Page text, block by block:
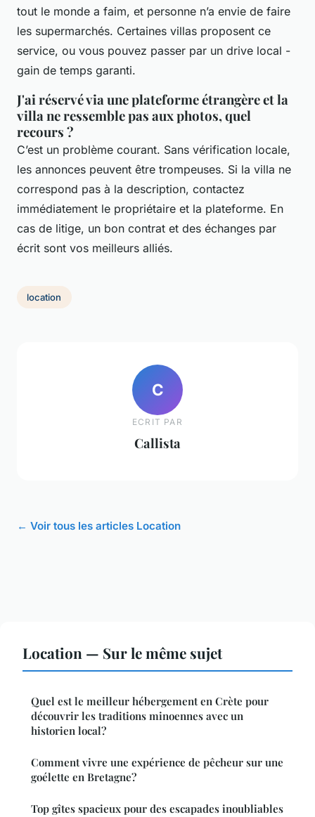
tout le monde a faim, et personne n’a envie de faire
les supermarchés. Certaines villas proposent ce
service, ou vous pouvez passer par un drive local -
gain de temps garanti.
J'ai réservé via une plateforme étrangère et la
villa ne ressemble pas aux photos, quel
recours ?
C’est un problème courant. Sans vérification locale,
les annonces peuvent être trompeuses. Si la villa ne
correspond pas à la description, contactez
immédiatement le propriétaire et la plateforme. En
cas de litige, un bon contrat et des échanges par
écrit sont vos meilleurs alliés.
location
C
ECRIT PAR
Callista
← Voir tous les articles Location
Location — Sur le même sujet
Quel est le meilleur hébergement en Crète pour
découvrir les traditions minoennes avec un
historien local?
Comment vivre une expérience de pêcheur sur une
goélette en Bretagne?
Top gîtes spacieux pour des escapades inoubliables